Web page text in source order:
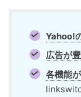
Yahoo!
広告が
各機能